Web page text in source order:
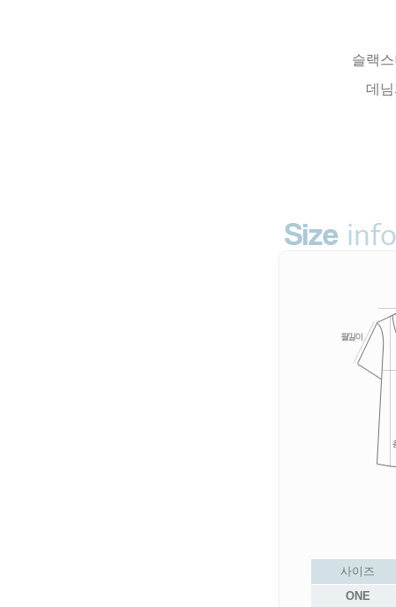
슬랙
데
사이즈
ONE